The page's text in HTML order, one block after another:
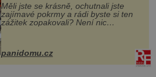
Měli jste se krásně, ochutnali jste
zajímavé pokrmy a rádi byste si ten
zážitek zopakovali? Není nic
snazšího. Pljeskavica (10 porcí)
Možná jste ji ochutnali na dovolené v
panidomu.cz